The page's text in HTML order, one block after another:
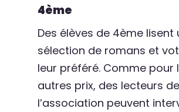
4ème
Des élèves de 4ème lisent
sélection de romans et
leur préféré. Comme pour
autres prix, des lecteurs de
l’association peuvent